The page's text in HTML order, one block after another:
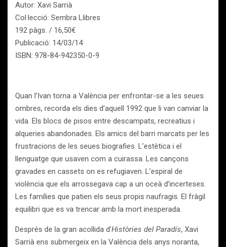
Autor: Xavi Sarrià
Col·lecció: Sembra Llibres
192 pàgs. / 16,50€
Publicació: 14/03/14
ISBN: 978-84-942350-0-9
Quan l’Ivan torna a València per enfrontar-se a les seues
ombres, recorda els dies d’aquell 1992 que li van canviar la
vida. Els blocs de pisos entre descampats, recreatius i
alqueries abandonades. Els amics del barri marcats per les
frustracions de les seues biografies. L’estètica i el
llenguatge que usaven com a cuirassa. Les cançons
gravades en cassets on es refugiaven. L’espiral de
violència que els arrossegava cap a un oceà d’incerteses.
Les famílies que patien els seus propis naufragis. El fràgil
equilibri que es va trencar amb la mort inesperada.
Després de la gran acollida d’Històries del Paradís, Xavi
Sarrià ens submergeix en la València dels anys noranta,